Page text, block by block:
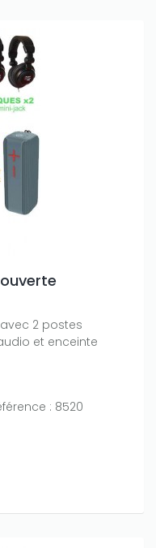
2 postes
et enceinte
: 8520